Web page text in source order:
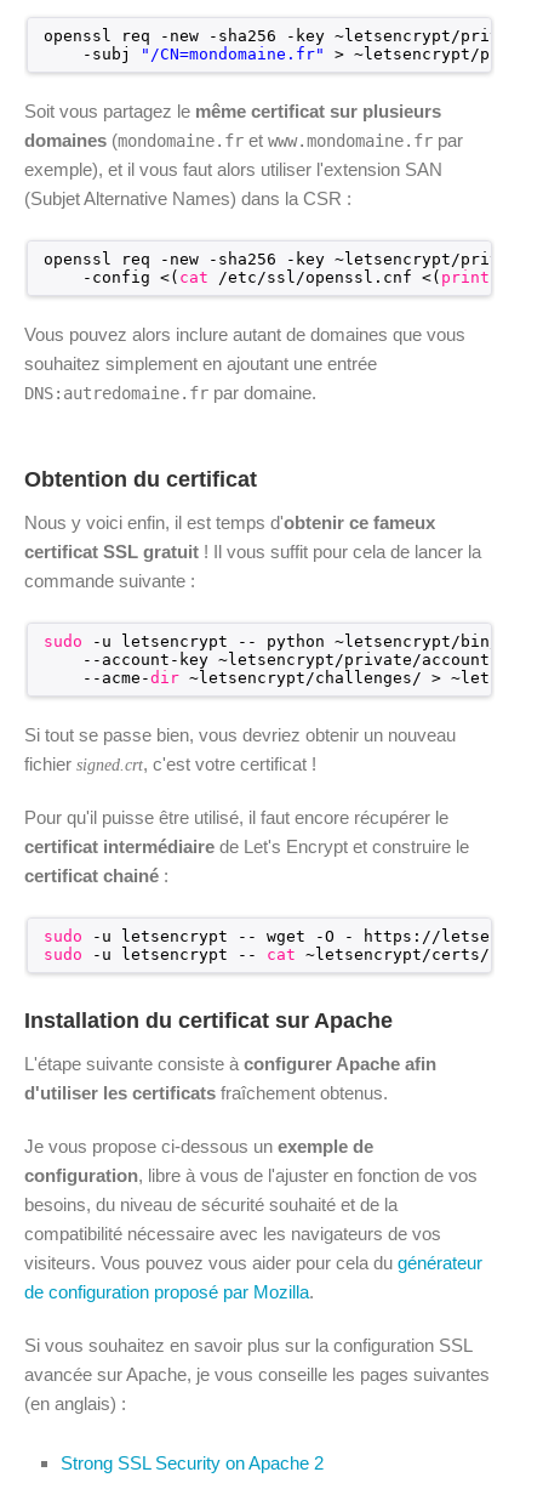
openssl req -new -sha256 -key ~letsencrypt/private/
-subj
"/CN=mondomaine.fr" > ~letsencrypt/
Soit vous partagez le même certificat sur plusieurs
domaines (mondomaine.fr et www.mondomaine.fr par
exemple), et il vous faut alors utiliser l'extension SAN
(Subjet Alternative Names) dans la CSR :
openssl req -new -sha256 -key ~letsencrypt/private/
-config <( cat /etc/ssl/openssl .cnf <( printf
Vous pouvez alors inclure autant de domaines que vous
souhaitez simplement en ajoutant une entrée
DNS:autredomaine.fr par domaine.
Obtention du certificat
Nous y voici enfin, il est temps d'obtenir ce fameux
certificat SSL gratuit ! Il vous suffit pour cela de lancer la
commande suivante :
sudo -u letsencrypt -- python ~letsencrypt/bin/
--account-key ~letsencrypt/private/account
--acme-dir ~letsencrypt/challenges/ >
Si tout se passe bien, vous devriez obtenir un nouveau
fichier signed.crt, c'est votre certificat !
Pour qu'il puisse être utilisé, il faut encore récupérer le
certificat intermédiaire de Let's Encrypt et construire le
certificat chainé :
sudo -u letsencrypt -- wget -O - https: //
sudo
-u letsencrypt -- cat ~letsencrypt/certs/live/
Installation du certificat sur Apache
L'étape suivante consiste à configurer Apache afin
d'utiliser les certificats fraîchement obtenus.
Je vous propose ci-dessous un exemple de
configuration, libre à vous de l'ajuster en fonction de vos
besoins, du niveau de sécurité souhaité et de la
compatibilité nécessaire avec les navigateurs de vos
visiteurs. Vous pouvez vous aider pour cela du générateur
de configuration proposé par Mozilla.
Si vous souhaitez en savoir plus sur la configuration SSL
avancée sur Apache, je vous conseille les pages suivantes
(en anglais) :
Strong SSL Security on Apache 2